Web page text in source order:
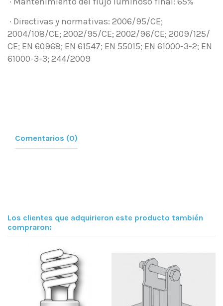
· Directivas y normativas: 2006/95/CE;
2004/108/CE; 2002/95/CE; 2002/96/CE; 2009/125/
CE; EN 60968; EN 61547; EN 55015; EN 61000-3-2; EN
61000-3-3; 244/2009
Comentarios (0)
Los clientes que adquirieron este producto también
compraron: